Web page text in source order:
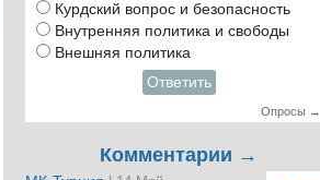
Курдский вопрос и безопасность
Внутренняя политика и свободы
Внешняя политика
Ответить
Опросы →
Комментарии →